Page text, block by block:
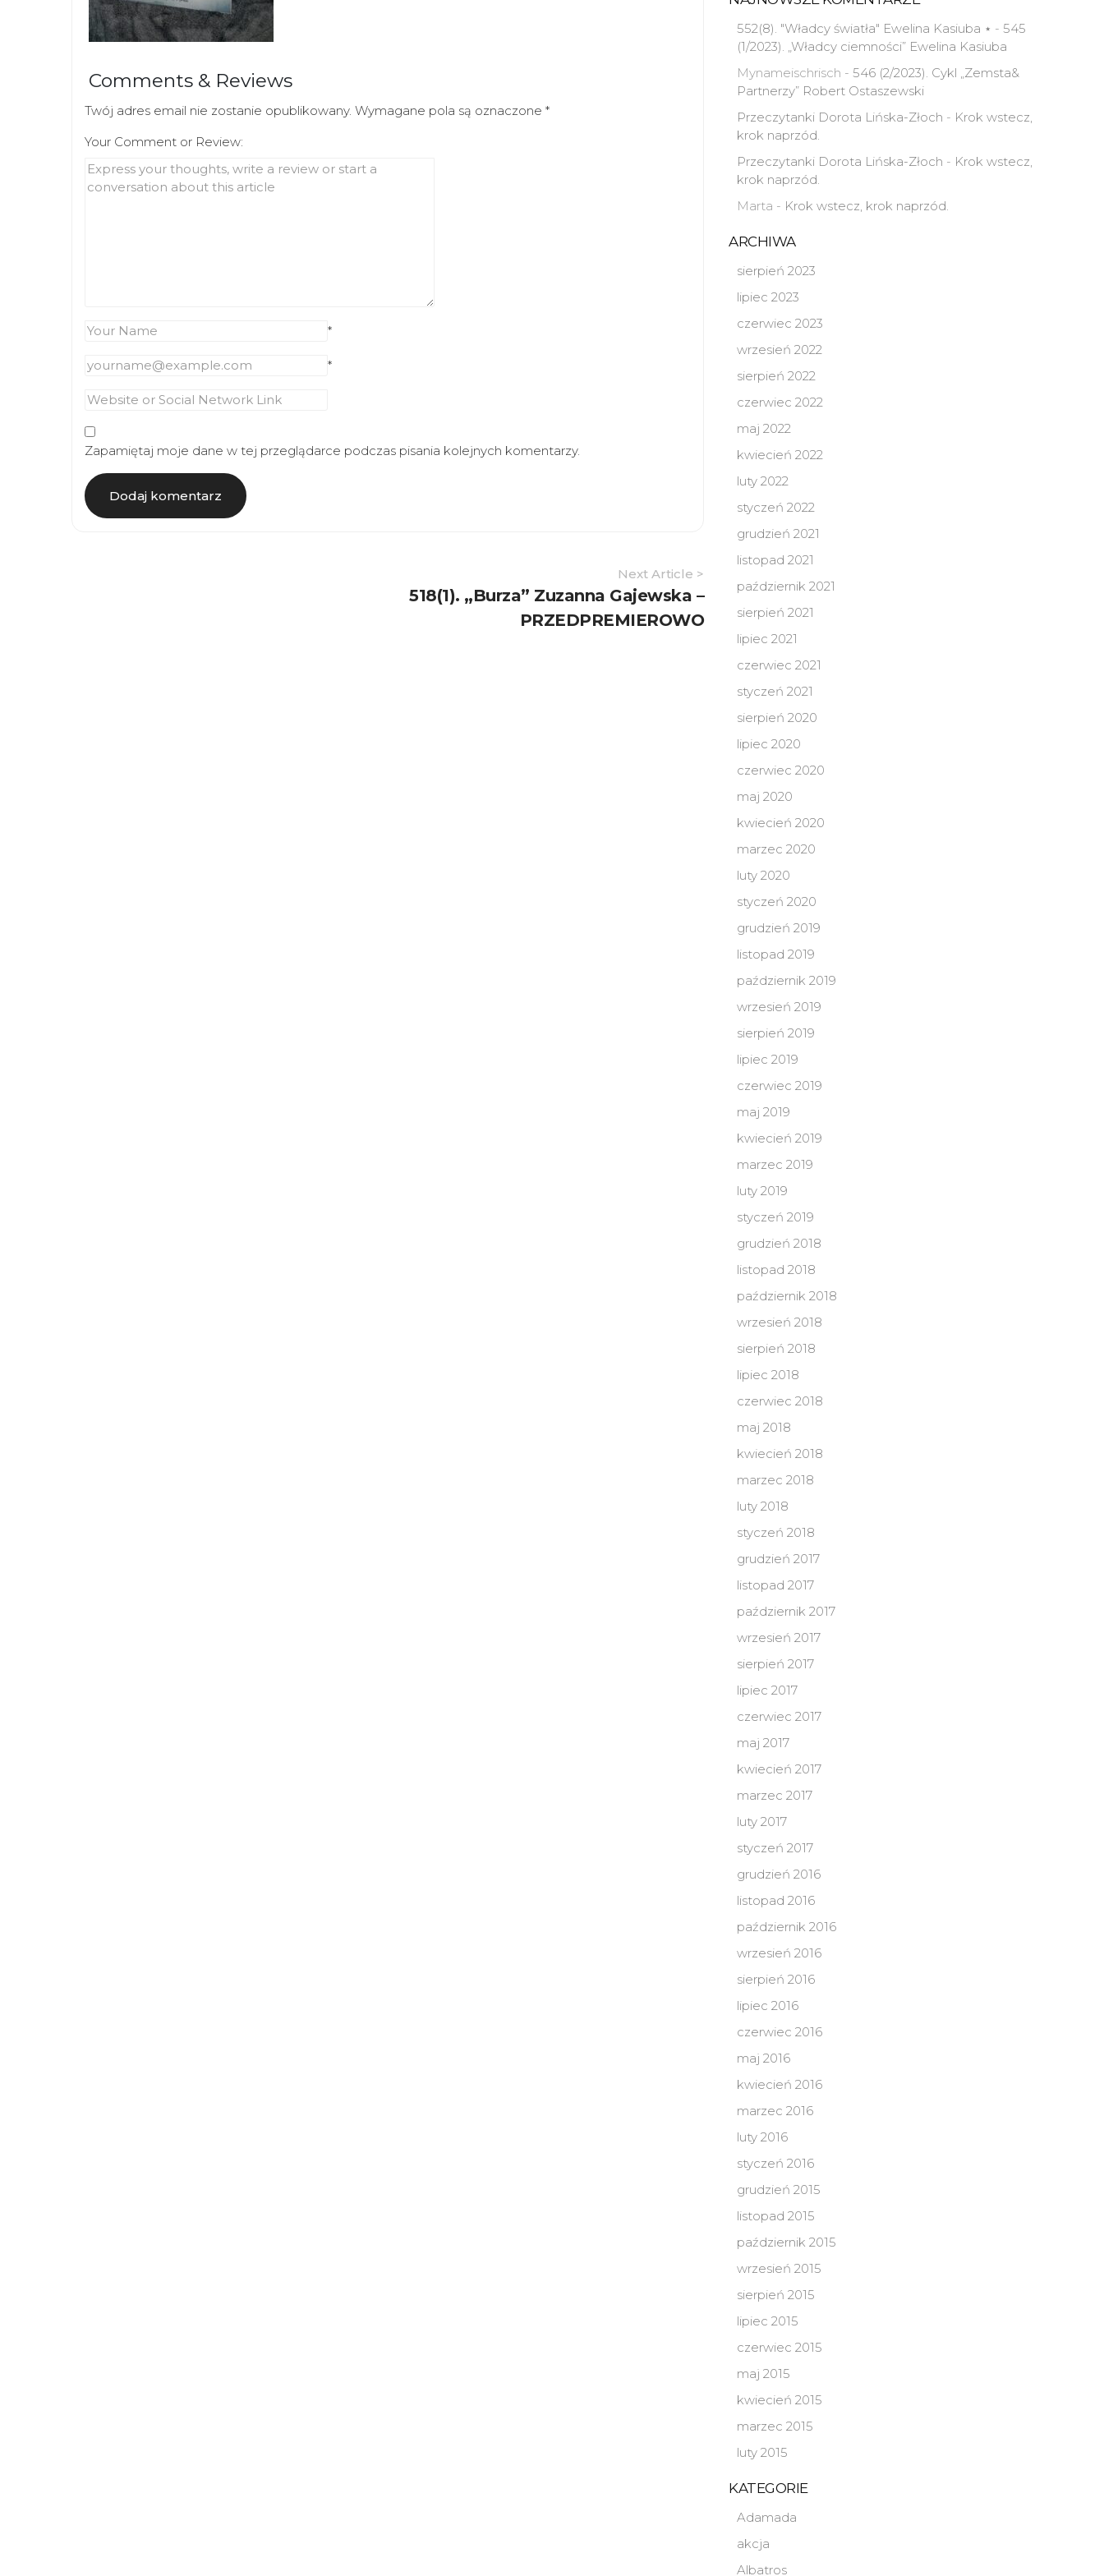
Comments & Reviews
Twój adres email nie zostanie opublikowany. Wymagane pola są oznaczone *
Your Comment or Review:
*
*
Zapamiętaj moje dane w tej przeglądarce podczas pisania kolejnych komentarzy.
Next Article >
518(1). „Burza” Zuzanna Gajewska –
PRZEDPREMIEROWO
552(8). "Władcy światła" Ewelina Kasiuba ⋆ - 545
(1/2023). „Władcy ciemności” Ewelina Kasiuba
Mynameischrisch - 546 (2/2023). Cykl „Zemsta&
Partnerzy” Robert Ostaszewski
Przeczytanki Dorota Lińska-Złoch - Krok wstecz,
krok naprzód.
Przeczytanki Dorota Lińska-Złoch - Krok wstecz,
krok naprzód.
Marta - Krok wstecz, krok naprzód.
ARCHIWA
sierpień 2023
lipiec 2023
czerwiec 2023
wrzesień 2022
sierpień 2022
czerwiec 2022
maj 2022
kwiecień 2022
luty 2022
styczeń 2022
grudzień 2021
listopad 2021
październik 2021
sierpień 2021
lipiec 2021
czerwiec 2021
styczeń 2021
sierpień 2020
lipiec 2020
czerwiec 2020
maj 2020
kwiecień 2020
marzec 2020
luty 2020
styczeń 2020
grudzień 2019
listopad 2019
październik 2019
wrzesień 2019
sierpień 2019
lipiec 2019
czerwiec 2019
maj 2019
kwiecień 2019
marzec 2019
luty 2019
styczeń 2019
grudzień 2018
listopad 2018
październik 2018
wrzesień 2018
sierpień 2018
lipiec 2018
czerwiec 2018
maj 2018
kwiecień 2018
marzec 2018
luty 2018
styczeń 2018
grudzień 2017
listopad 2017
październik 2017
wrzesień 2017
sierpień 2017
lipiec 2017
czerwiec 2017
maj 2017
kwiecień 2017
marzec 2017
luty 2017
styczeń 2017
grudzień 2016
listopad 2016
październik 2016
wrzesień 2016
sierpień 2016
lipiec 2016
czerwiec 2016
maj 2016
kwiecień 2016
marzec 2016
luty 2016
styczeń 2016
grudzień 2015
listopad 2015
październik 2015
wrzesień 2015
sierpień 2015
lipiec 2015
czerwiec 2015
maj 2015
kwiecień 2015
marzec 2015
luty 2015
KATEGORIE
Adamada
akcja
Albatros